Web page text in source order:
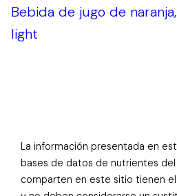
Bebida de jugo de
light
La información presentada en
bases de datos de nutrientes del
comparten en este sitio tienen